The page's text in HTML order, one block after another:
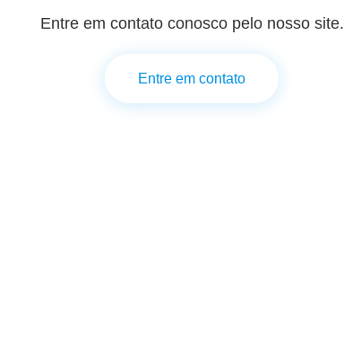
Entre em contato conosco pelo nosso site.
Entre em contato